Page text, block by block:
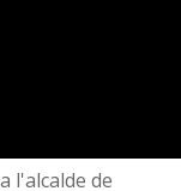
l'alcalde de